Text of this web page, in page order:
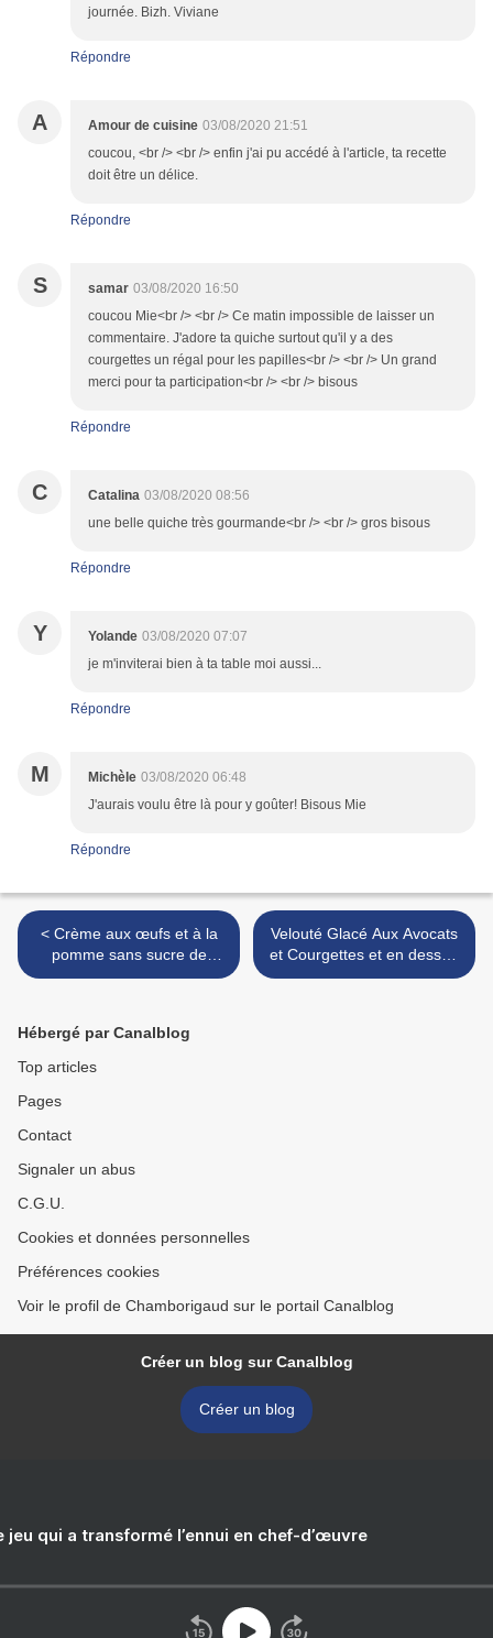
journée. Bizh. Viviane
Répondre
A Amour de cuisine 03/08/2020 21:51
coucou, <br /> <br /> enfin j'ai pu accédé à l'article, ta recette
doit être un délice.
Répondre
S samar 03/08/2020 16:50
coucou Mie<br /> <br /> Ce matin impossible de laisser un
commentaire. J'adore ta quiche surtout qu'il y a des
courgettes un régal pour les papilles<br /> <br /> Un grand
merci pour ta participation<br /> <br /> bisous
Répondre
C Catalina 03/08/2020 08:56
une belle quiche très gourmande<br /> <br /> gros bisous
Répondre
Y Yolande 03/08/2020 07:07
je m'inviterai bien à ta table moi aussi...
Répondre
M Michèle 03/08/2020 06:48
J'aurais voulu être là pour y goûter! Bisous Mie
Répondre
< Crème aux œufs et à la
pomme sans sucre de
Philippe Conticini
Velouté Glacé Aux Avocats
et Courgettes et en dessert
des Pêches Pochées à la
Hébergé par Canalblog
Top articles
Pages
Contact
Signaler un abus
C.G.U.
Cookies et données personnelles
Préférences cookies
Voir le profil de Chamborigaud sur le portail Canalblog
Créer un blog sur Canalblog
Créer un blog
jeu qui a transformé l’ennui en chef-d’œuvre